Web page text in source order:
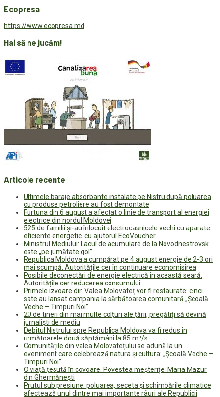
Ecopresa
https://www.ecopresa.md
Hai să ne jucăm!
Articole recente
Ultimele baraje absorbante instalate pe Nistru după poluarea
cu produse petroliere au fost demontate
Furtuna din 6 august a afectat o linie de transport al energiei
electrice din nordul Moldovei
525 de familii și-au înlocuit electrocasnicele vechi cu aparate
eficiente energetic, cu ajutorul EcoVoucher
Ministrul Mediului: Lacul de acumulare de la Novodnestrovsk
este „pe jumătate gol”
Republica Moldova a cumpărat pe 4 august energie de 2-3 ori
mai scumpă. Autoritățile cer în continuare economisirea
Posibile deconectări de energie electrică în această seară.
Autoritățile cer reducerea consumului
Primele izvoare din Valea Molovateț vor fi restaurate: cinci
sate au lansat campania la sărbătoarea comunitară „Școală
Veche – Timpuri Noi”
20 de tineri din mai multe colțuri ale țării, pregătiți să devină
jurnaliști de mediu
Debitul Nistrului spre Republica Moldova va fi redus în
următoarele două săptămâni la 85 m³/s
Comunitățile din valea Molovatețului se adună la un
eveniment care celebrează natura și cultura: „Școală Veche –
Timpuri Noi”
O viață țesută în covoare. Povestea meșteriței Maria Mazur
din Ghermănești
Prutul sub presiune: poluarea, seceta și schimbările climatice
afectează unul dintre mai importante râuri ale Republicii